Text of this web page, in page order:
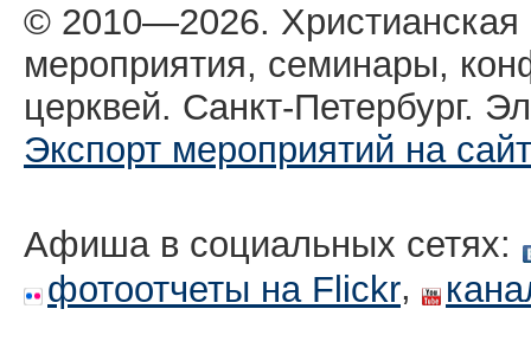
© 2010—2026.
мероприятия, семинары,
церквей. Санкт-Петербург.
Экспорт мероприятий на сайт
Афиша в социальных сетях:
фотоотчеты на Flickr,